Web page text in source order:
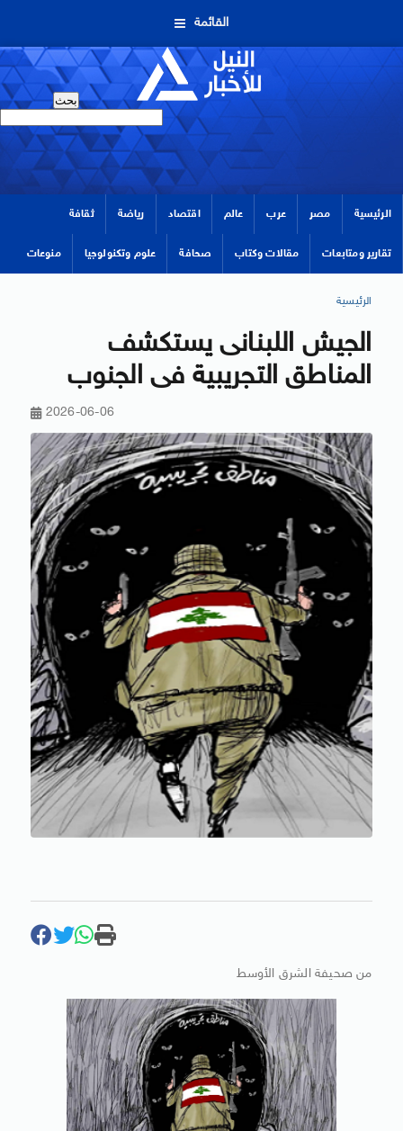
القائمة
الرئيسية مصر عرب عالم اقتصاد رياضة ثقافة
تقارير ومتابعات مقالات وكتاب صحافة علوم وتكنولوجيا منوعات
الرئيسية
الجيش اللبنانى يستكشف
المناطق التجريبية فى الجنوب
2026-06-06
من صحيفة الشرق الأوسط